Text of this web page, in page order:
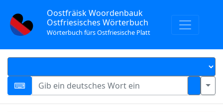
Oostfräisk Woordenbauk
Ostfriesisches Wörterbuch
Wörterbuch fürs Ostfriesische Platt